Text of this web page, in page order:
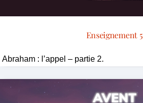
Enseignement 5
Abraham : l’appel – partie 2.